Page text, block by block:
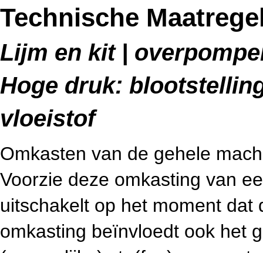
Technische
Lijm en kit |
Hoge druk:
vloeistof
Omkasten van de gehele
Voorzie deze omkasting van
uitschakelt op het moment
omkasting beïnvloedt ook het